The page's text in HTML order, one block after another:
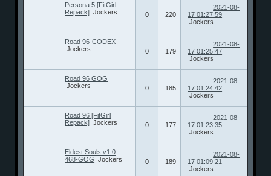
Persona 5 [FitGirl
Repack] Jockers 0 220
2021-08-
17 01:27:59
Jockers
Road 96-CODEX
Jockers
0 179
2021-08-
17 01:25:47
Jockers
Road 96 GOG
Jockers
0 185
2021-08-
17 01:24:42
Jockers
Road 96 [FitGirl
Repack] Jockers 0 177
2021-08-
17 01:23:35
Jockers
Eldest Souls v1 0
468-GOG Jockers 0 189
2021-08-
17 01:09:21
Jockers